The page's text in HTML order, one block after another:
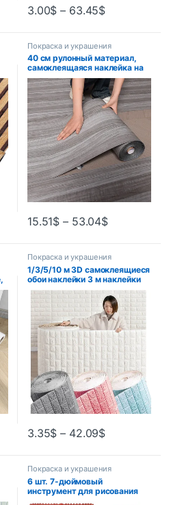
3.00$ – 63.45$
Покраска и украшения
40 см рулонный материал,
самоклеящаяся наклейка на
стену под дерево, напольная
наклейка, фон, украшение
стены, спальня, кухня,
водонепроницаемая
15.51$ – 53.04$
Покраска и украшения
1/3/5/10 м 3D самоклеящиеся
обои наклейки 3 м наклейки
на кирпичную стену
домашний декор обои для
стен DIY спальня Papel De
Parede
3.35$ – 42.09$
Покраска и украшения
6 шт. 7-дюймовый
инструмент для рисования